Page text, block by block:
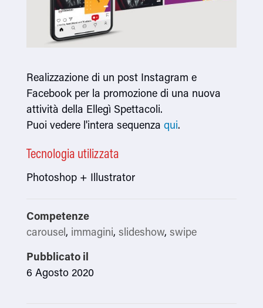
Realizzazione di un post Instagram e
Facebook per la promozione di una nuova
attività della Ellegì Spettacoli.
Puoi vedere l'intera sequenza qui.
Tecnologia utilizzata
Photoshop + Illustrator
Competenze
carousel, immagini, slideshow, swipe
Pubblicato il
6 Agosto 2020